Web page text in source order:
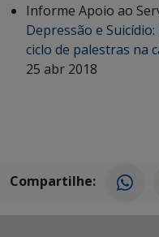
Informe Apoio ao
Depressão e
ciclo de palestras na
25 abr 2018
Compartilhe: